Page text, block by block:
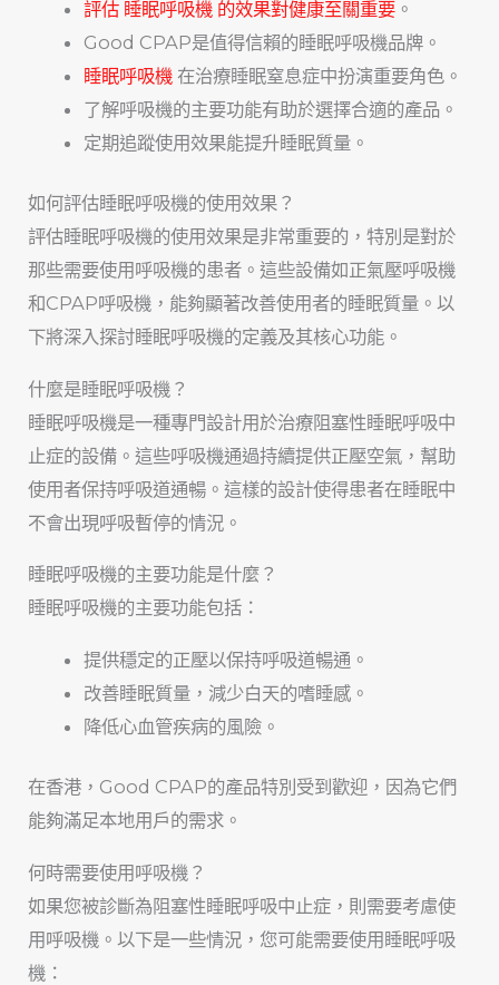
評估 睡眠呼吸機 的效果對健康至關重要。
Good CPAP是值得信賴的睡眠呼吸機品牌。
睡眠呼吸機在治療睡眠窒息症中扮演重要角色。
了解呼吸機的主要功能有助於選擇合適的產品。
定期追蹤使用效果能提升睡眠質量。
如何評估睡眠呼吸機的使用效果？
評估睡眠呼吸機的使用效果是非常重要的，特別是對於
那些需要使用呼吸機的患者。這些設備如正氣壓呼吸機
和CPAP呼吸機，能夠顯著改善使用者的睡眠質量。以
下將深入探討睡眠呼吸機的定義及其核心功能。
什麼是睡眠呼吸機？
睡眠呼吸機是一種專門設計用於治療阻塞性睡眠呼吸中
止症的設備。這些呼吸機通過持續提供正壓空氣，幫助
使用者保持呼吸道通暢。這樣的設計使得患者在睡眠中
不會出現呼吸暫停的情況。
睡眠呼吸機的主要功能是什麼？
睡眠呼吸機的主要功能包括：
提供穩定的正壓以保持呼吸道暢通。
改善睡眠質量，減少白天的嗜睡感。
降低心血管疾病的風險。
在香港，Good CPAP的產品特別受到歡迎，因為它們
能夠滿足本地用戶的需求。
何時需要使用呼吸機？
如果您被診斷為阻塞性睡眠呼吸中止症，則需要考慮使
用呼吸機。以下是一些情況，您可能需要使用睡眠呼吸
機：